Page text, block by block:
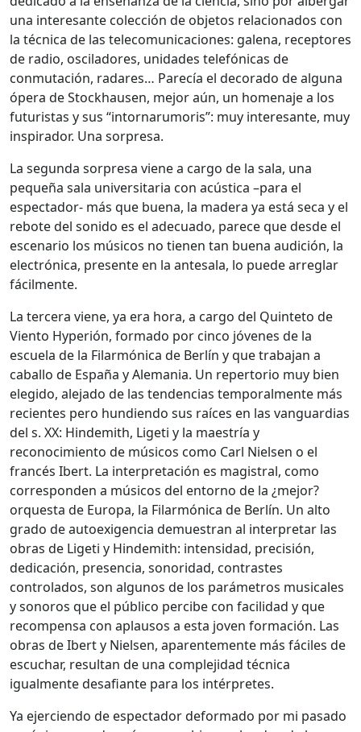
una interesante colección de objetos relacionados con
la técnica de las telecomunicaciones: galena, receptores
de radio, osciladores, unidades telefónicas de
conmutación, radares… Parecía el decorado de alguna
ópera de Stockhausen, mejor aún, un homenaje a los
futuristas y sus “intornarumoris”: muy interesante, muy
inspirador. Una sorpresa.
La segunda sorpresa viene a cargo de la sala, una
pequeña sala universitaria con acústica –para el
espectador- más que buena, la madera ya está seca y el
rebote del sonido es el adecuado, parece que desde el
escenario los músicos no tienen tan buena audición, la
electrónica, presente en la antesala, lo puede arreglar
fácilmente.
La tercera viene, ya era hora, a cargo del Quinteto de
Viento Hyperión, formado por cinco jóvenes de la
escuela de la Filarmónica de Berlín y que trabajan a
caballo de España y Alemania. Un repertorio muy bien
elegido, alejado de las tendencias temporalmente más
recientes pero hundiendo sus raíces en las vanguardias
del s. XX: Hindemith, Ligeti y la maestría y
reconocimiento de músicos como Carl Nielsen o el
francés Ibert. La interpretación es magistral, como
corresponden a músicos del entorno de la ¿mejor?
orquesta de Europa, la Filarmónica de Berlín. Un alto
grado de autoexigencia demuestran al interpretar las
obras de Ligeti y Hindemith: intensidad, precisión,
dedicación, presencia, sonoridad, contrastes
controlados, son algunos de los parámetros musicales
y sonoros que el público percibe con facilidad y que
recompensa con aplausos a esta joven formación. Las
obras de Ibert y Nielsen, aparentemente más fáciles de
escuchar, resultan de una complejidad técnica
igualmente desafiante para los intérpretes.
Ya ejerciendo de espectador deformado por mi pasado